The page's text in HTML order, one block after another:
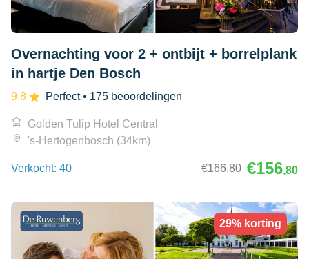
Overnachting voor 2 + ontbijt + borrelplank
in hartje Den Bosch
9.8 Perfect• 175 beoordelingen
Golden Tulip Hotel Central
's-Hertogenbosch (34km)
Verkocht: 40 €166,80 €156,80
29% korting